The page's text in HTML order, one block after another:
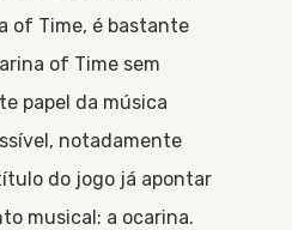
of Time, é bastante
of Time sem
papel da música
notadamente
do jogo já apontar
musical: a ocarina.